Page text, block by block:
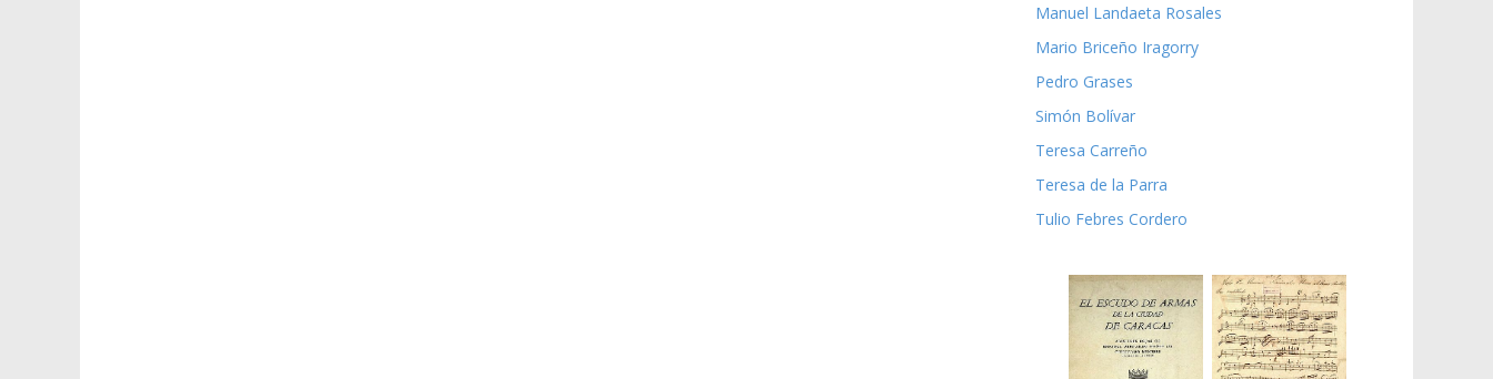
Manuel Landaeta Rosales
Mario Briceño Iragorry
Pedro Grases
Simón Bolívar
Teresa Carreño
Teresa de la Parra
Tulio Febres Cordero